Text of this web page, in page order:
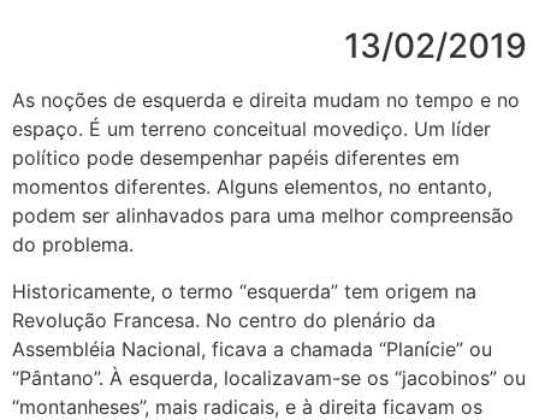
13/02/2019
As noções de esquerda e direita mudam no tempo e no
espaço. É um terreno conceitual movediço. Um líder
político pode desempenhar papéis diferentes em
momentos diferentes. Alguns elementos, no entanto,
podem ser alinhavados para uma melhor compreensão
do problema.
Historicamente, o termo “esquerda” tem origem na
Revolução Francesa. No centro do plenário da
Assembléia Nacional, ficava a chamada “Planície” ou
“Pântano”. À esquerda, localizavam-se os “jacobinos” ou
“montanheses”, mais radicais, e à direita ficavam os